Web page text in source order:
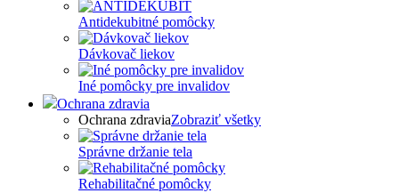
Antidekubitné pomôcky
Dávkovač liekov
Iné pomôcky pre invalidov
Ochrana zdravia
Ochrana zdraviaZobraziť všetky
Správne držanie tela
Rehabilitačné pomôcky